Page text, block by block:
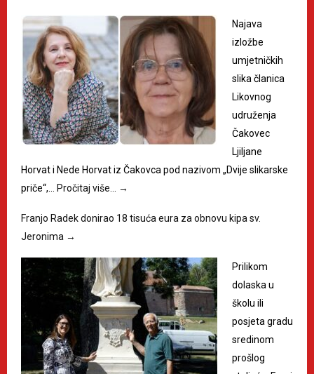
Najava
izložbe
umjetničkih
slika članica
Likovnog
udruženja
Čakovec
Ljiljane
Horvat i Nede Horvat iz Čakovca pod nazivom „Dvije slikarske
priče“,… Pročitaj više… →
Franjo Radek donirao 18 tisuća eura za obnovu kipa sv.
Jeronima →
Prilikom
dolaska u
školu ili
posjeta gradu
sredinom
prošlog